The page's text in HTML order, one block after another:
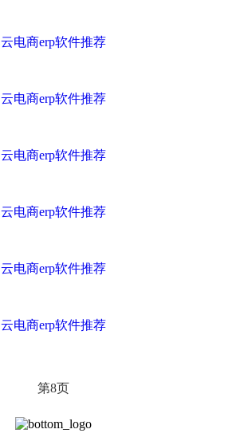
云电商erp软件推荐
云电商erp软件推荐
云电商erp软件推荐
云电商erp软件推荐
云电商erp软件推荐
云电商erp软件推荐
第8页